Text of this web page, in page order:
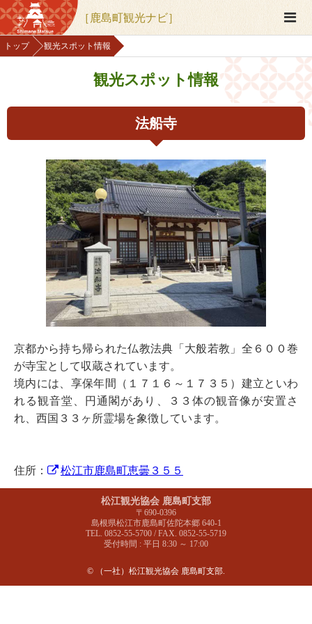
［鹿島町観光ナビ］
トップ 観光スポット情報
観光スポット情報
法船寺
京都から持ち帰られた仏教法典「大般若教」全６００巻
が寺宝として収蔵されています。
境内には、享保年間（１７１６～１７３５）建立といわ
れる観音堂、円通閣があり、３３体の観音像が安置さ
れ、西国３３ヶ所霊場を象徴しています。
住所： 松江市鹿島町恵曇３５５
松江観光協会 鹿島町支部
〒690-0396
島根県松江市鹿島町佐陀本郷 640-1
TEL. 0852-55-5700 / FAX. 0852-55-5719
受付時間 : 平日 8:30 ～ 17:00
© （一社）松江観光協会 鹿島町支部.